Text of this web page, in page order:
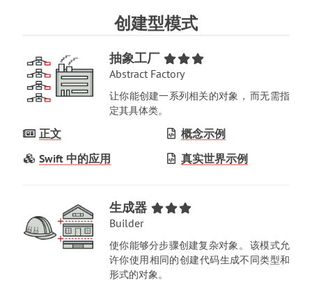
创建型模式
抽象工厂
Abstract Factory
让你能创建一系列相关的对象
而无需指
定其具体类。
正文
Swift 中的应用
概念示例
真实世界示例
生成器
Builder
使你能够分步骤创建复杂对象。
该模式允
许你使用相同的创建代码生成不同类型和
形式的对象。